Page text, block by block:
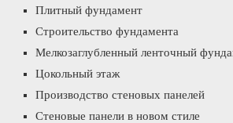
Плитный фундамент
Строительство фундамента
Мелкозаглубленный ленточный
Цокольный этаж
Производство стеновых панелей
Стеновые панели в новом стиле